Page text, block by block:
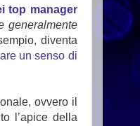
top manager
generalmente
diventa
un senso di
ovvero il
l’apice della